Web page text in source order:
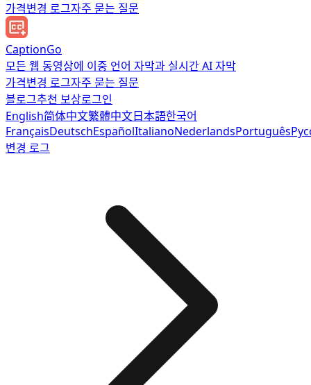
가격변경 로그자주 묻는 질문
CaptionGo
모든 웹 동영상에 이중 언어 자막과 실시간 AI 자막
가격변경 로그자주 묻는 질문
블로그추천 보상로그인
English简体中文繁體中文日本語한국어
FrançaisDeutschEspañolItalianoNederlandsPortuguês
변경 로그